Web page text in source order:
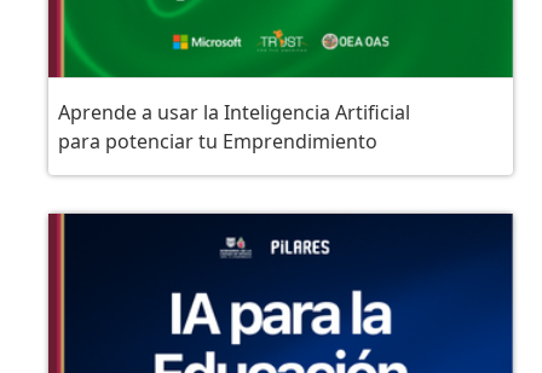
Aprende a usar la Inteligencia Artificial
para potenciar tu Emprendimiento